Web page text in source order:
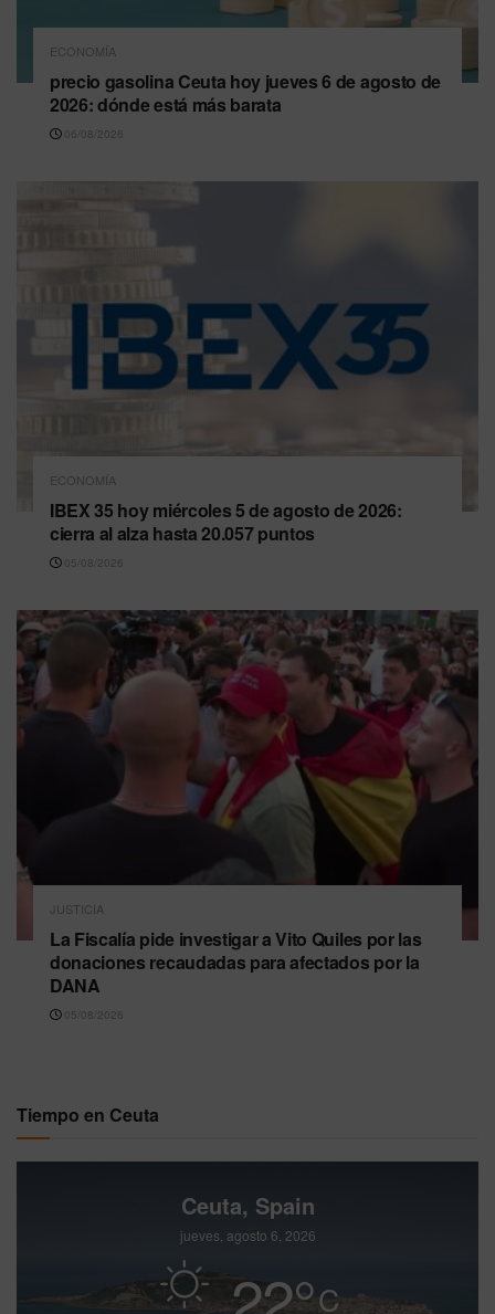
ECONOMÍA
precio gasolina Ceuta hoy jueves 6 de agosto de
2026: dónde está más barata
06/08/2026
ECONOMÍA
IBEX 35 hoy miércoles 5 de agosto de 2026:
cierra al alza hasta 20.057 puntos
05/08/2026
JUSTICIA
La Fiscalía pide investigar a Vito Quiles por las
donaciones recaudadas para afectados por la
DANA
05/08/2026
Tiempo en Ceuta
Ceuta, Spain
jueves, agosto 6, 2026
C